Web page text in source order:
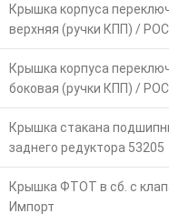
Крышка корпуса
верхняя (ручки КПП) /
Крышка корпуса
боковая (ручки КПП) /
Крышка стакана
заднего редуктора 53205
Крышка ФТОТ в сб. с
Импорт